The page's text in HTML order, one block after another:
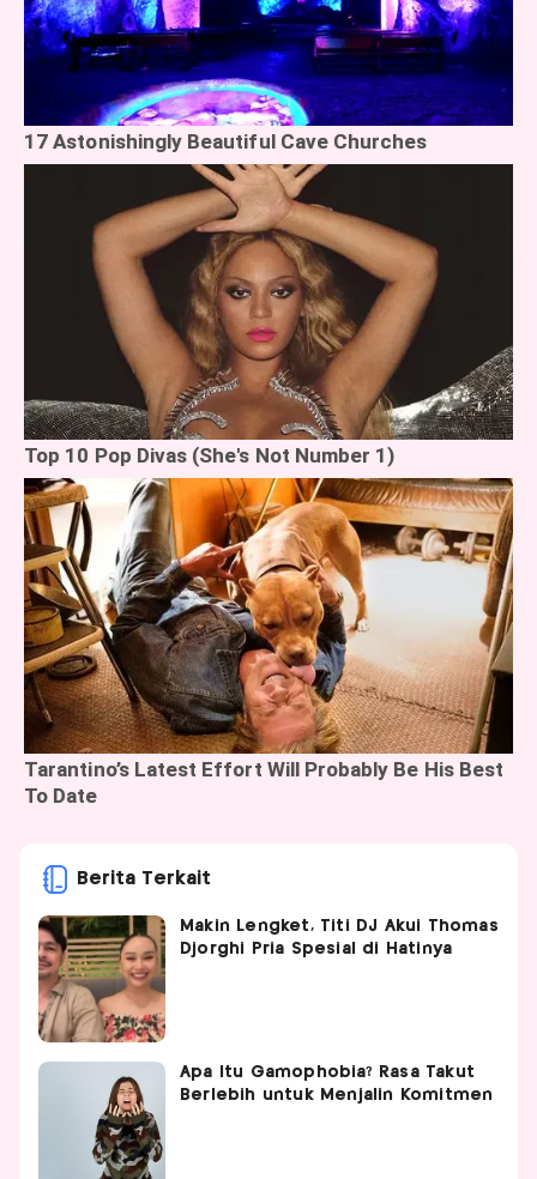
Berita Terkait
Makin Lengket, Titi DJ Akui Thomas
Djorghi Pria Spesial di Hatinya
Apa Itu Gamophobia? Rasa Takut
Berlebih untuk Menjalin Komitmen